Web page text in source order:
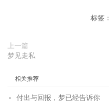
标签：
上一篇
梦见走私
相关推荐
付出与回报，梦已经告诉你